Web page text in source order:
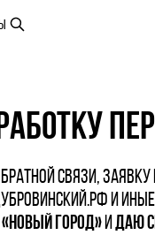
связи,
и
Город»идаю